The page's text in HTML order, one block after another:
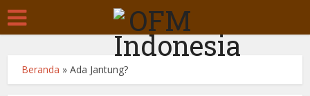
Beranda »Ada Jantung?